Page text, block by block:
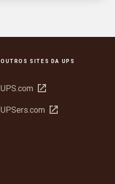
OUTROS SITES DA UPS
UPS.com Abrir
nova
UPSers.com Abrir